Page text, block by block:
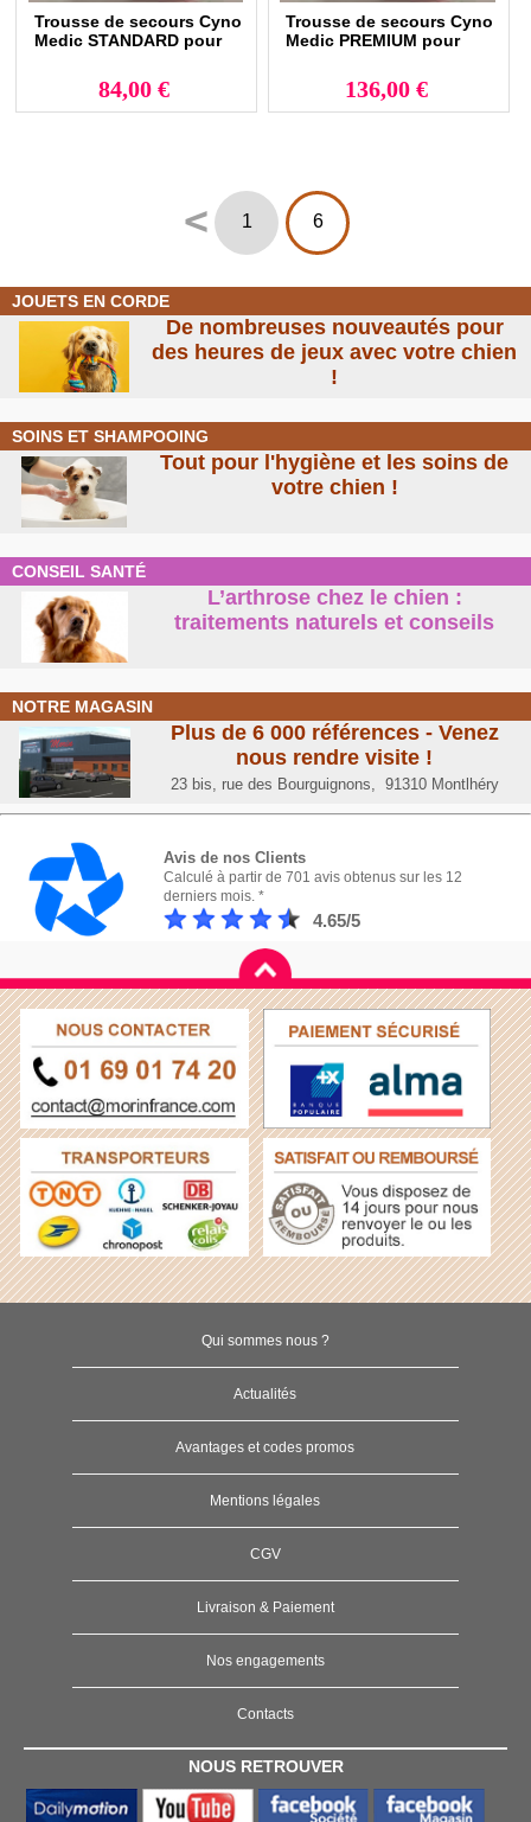
Trousse de secours Cyno
Medic STANDARD pour
84,00 €
Trousse de secours Cyno
Medic PREMIUM pour
136,00 €
< 1 6
JOUETS EN CORDE
De nombreuses nouveautés pour
des heures de jeux avec votre chien
!
SOINS ET SHAMPOOING
Tout pour l'hygiène et les soins de
votre chien !
CONSEIL SANTÉ
L’arthrose chez le chien :
traitements naturels et conseils
NOTRE MAGASIN
Plus de 6 000 références - Venez
nous rendre visite !
23 bis, rue des Bourguignons, 91310 Montlhéry
Avis de nos Clients
Calculé à partir de 701 avis obtenus sur les 12
derniers mois. *
4.65/5
Qui sommes nous ?
Actualités
Avantages et codes promos
Mentions légales
CGV
Livraison & Paiement
Nos engagements
Contacts
NOUS RETROUVER